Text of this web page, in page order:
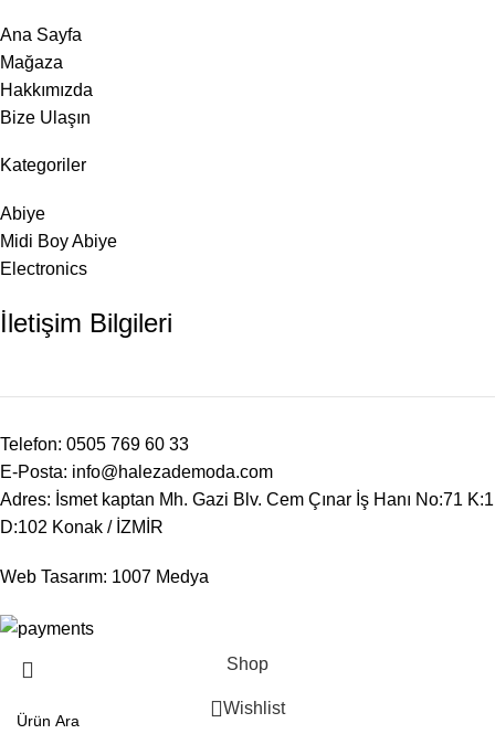
Ana Sayfa
Mağaza
Hakkımızda
Bize Ulaşın
Kategoriler
Abiye
Midi Boy Abiye
Electronics
İletişim Bilgileri
Telefon: 0505 769 60 33
E-Posta: info@halezademoda.com
Adres: İsmet kaptan Mh. Gazi Blv. Cem Çınar İş Hanı No:71 K:1
D:102 Konak / İZMİR
Web Tasarım: 1007 Medya
Shop
Wishlist